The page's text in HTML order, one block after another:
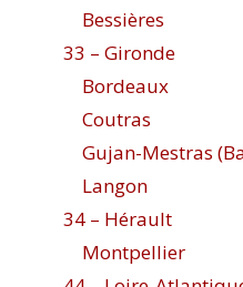
Bessières
33 – Gironde
Bordeaux
Coutras
Gujan-Mestras
Langon
34 – Hérault
Montpellier